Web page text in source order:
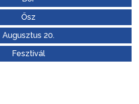
Ősz
Augusztus 20.
Fesztivál